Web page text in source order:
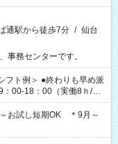
通駅から徒歩7分 / 仙台
事務センターです。
00-18：00（実働8ｈ/休
ゆっくり派
：00-20：00（実働7ｈ/
憩1ｈ） 13：00-22：
固定OK
お試し短期OK ＊9月～